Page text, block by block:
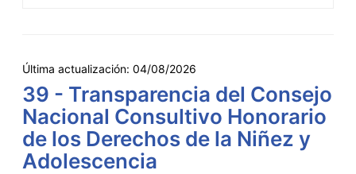
Última actualización: 04/08/2026
39 - Transparencia del Consejo
Nacional Consultivo Honorario
de los Derechos de la Niñez y
Adolescencia